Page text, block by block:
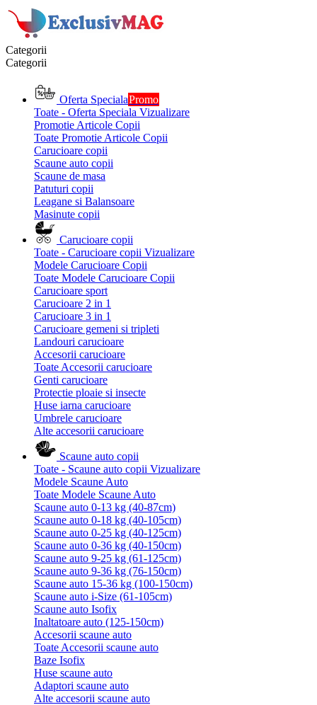
Categorii
Categorii
Oferta SpecialaPromo
Toate - Oferta Speciala Vizualizare
Promotie Articole Copii
Toate Promotie Articole Copii
Carucioare copii
Scaune auto copii
Scaune de masa
Patuturi copii
Leagane si Balansoare
Masinute copii
Carucioare copii
Toate - Carucioare copii Vizualizare
Modele Carucioare Copii
Toate Modele Carucioare Copii
Carucioare sport
Carucioare 2 in 1
Carucioare 3 in 1
Carucioare gemeni si tripleti
Landouri carucioare
Accesorii carucioare
Toate Accesorii carucioare
Genti carucioare
Protectie ploaie si insecte
Huse iarna carucioare
Umbrele carucioare
Alte accesorii carucioare
Scaune auto copii
Toate - Scaune auto copii Vizualizare
Modele Scaune Auto
Toate Modele Scaune Auto
Scaune auto 0-13 kg (40-87cm)
Scaune auto 0-18 kg (40-105cm)
Scaune auto 0-25 kg (40-125cm)
Scaune auto 0-36 kg (40-150cm)
Scaune auto 9-25 kg (61-125cm)
Scaune auto 9-36 kg (76-150cm)
Scaune auto 15-36 kg (100-150cm)
Scaune auto i-Size (61-105cm)
Scaune auto Isofix
Inaltatoare auto (125-150cm)
Accesorii scaune auto
Toate Accesorii scaune auto
Baze Isofix
Huse scaune auto
Adaptori scaune auto
Alte accesorii scaune auto